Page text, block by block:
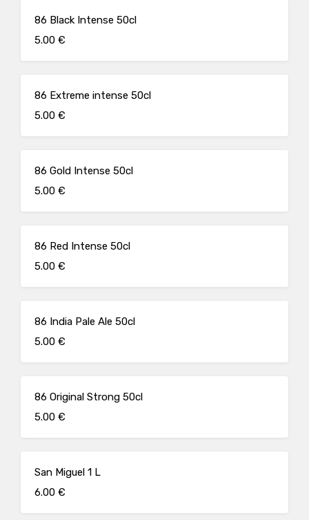
86 Black Intense 50cl
5.00 €
86 Extreme intense 50cl
5.00 €
86 Gold Intense 50cl
5.00 €
86 Red Intense 50cl
5.00 €
86 India Pale Ale 50cl
5.00 €
86 Original Strong 50cl
5.00 €
San Miguel 1 L
6.00 €